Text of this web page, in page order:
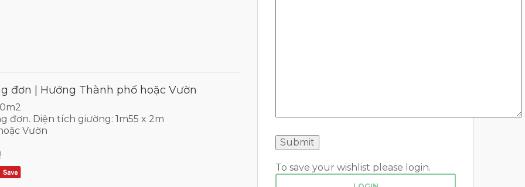
đơn | Hướng Thành phố hoặc Vườn
đơn. Diện tích giường: 1m55 x 2m
Vườn
To save your wishlist please login.